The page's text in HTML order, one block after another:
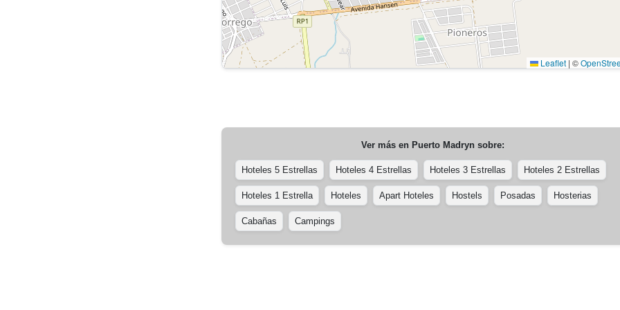
Leaflet | ©
Ver más en Puerto Madryn sobre:
Hoteles 5 Estrellas Hoteles 4 Estrellas Hoteles 3 Estrellas Hoteles 2 Estrellas
Hoteles 1 Estrella Hoteles Apart Hoteles Hostels Posadas Hosterias
Cabañas Campings